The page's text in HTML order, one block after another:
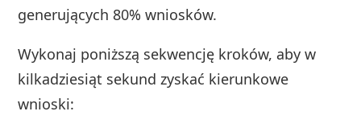
generujących 80% wniosków.
Wykonaj poniższą sekwencję kroków, aby w
kilkadziesiąt sekund zyskać kierunkowe
wnioski: